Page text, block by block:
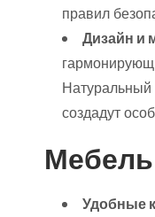
правил
Дизайн и
Натуральный
создадут
Удобные